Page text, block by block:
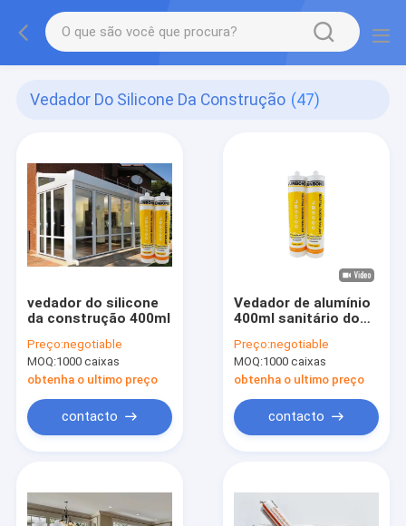
Vedador Do Silicone Da Construção (47)
vedador do silicone
da construção 400ml
Preço:negotiable
MOQ:1000 caixas
obtenha o ultimo preço
contacto
Vedador de alumínio
400ml sanitário do
banheiro JB 9700
Preço:negotiable
MOQ:1000 caixas
obtenha o ultimo preço
contacto